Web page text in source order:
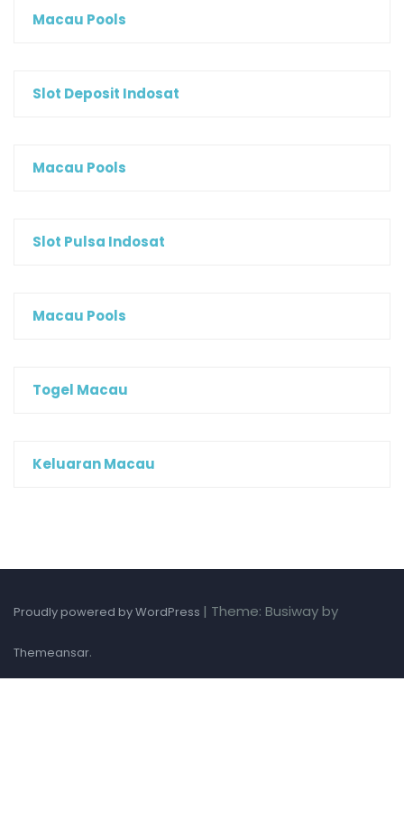
Macau Pools
Slot Deposit Indosat
Macau Pools
Slot Pulsa Indosat
Macau Pools
Togel Macau
Keluaran Macau
Proudly powered by WordPress | Theme: Busiway by
Themeansar.